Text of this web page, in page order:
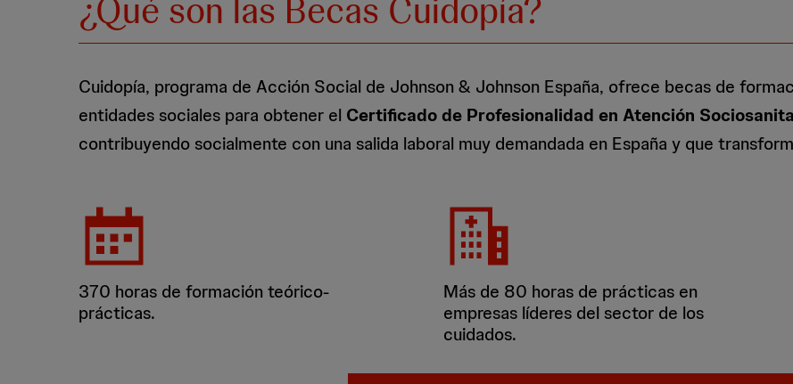
¿Qué son las Becas Cuidopía?
Cuidopía, programa de Acción Social de Johnson & Johnson España, ofrece becas de
entidades sociales para obtener el Certificado de Profesionalidad en Atención
contribuyendo socialmente con una salida laboral muy demandada en España y que
370 horas de formación teórico-
prácticas.
Más de 80 horas de prácticas en
empresas líderes del sector de los
cuidados.